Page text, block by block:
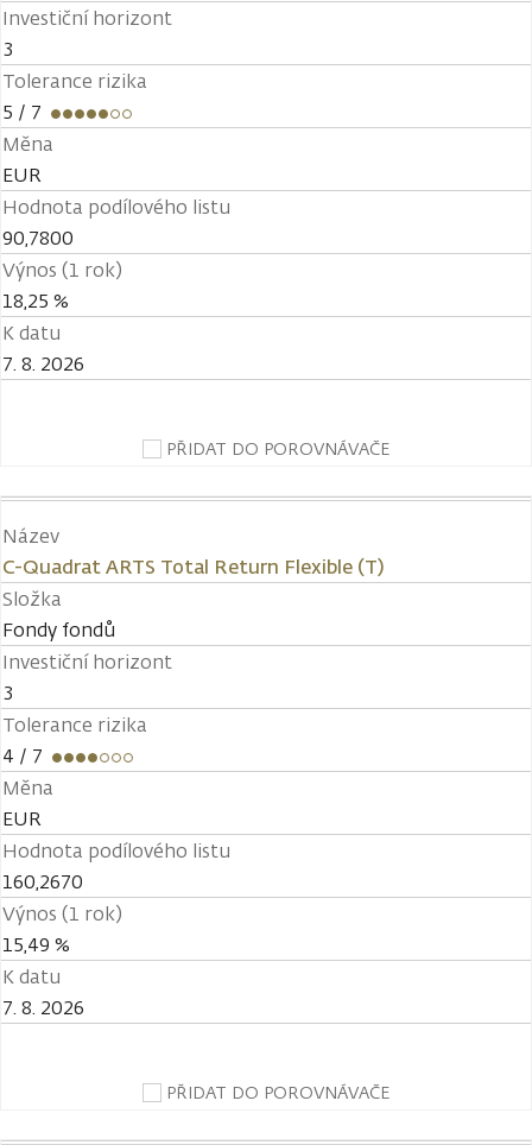
Investiční horizont
3
Tolerance rizika
5 / 7
Měna
EUR
Hodnota podílového listu
90,7800
Výnos (1 rok)
18,25 %
K datu
7. 8. 2026
PŘIDAT DO POROVNÁVAČE
Název
C-Quadrat ARTS Total Return Flexible (T)
Složka
Fondy fondů
Investiční horizont
3
Tolerance rizika
4 / 7
Měna
EUR
Hodnota podílového listu
160,2670
Výnos (1 rok)
15,49 %
K datu
7. 8. 2026
PŘIDAT DO POROVNÁVAČE